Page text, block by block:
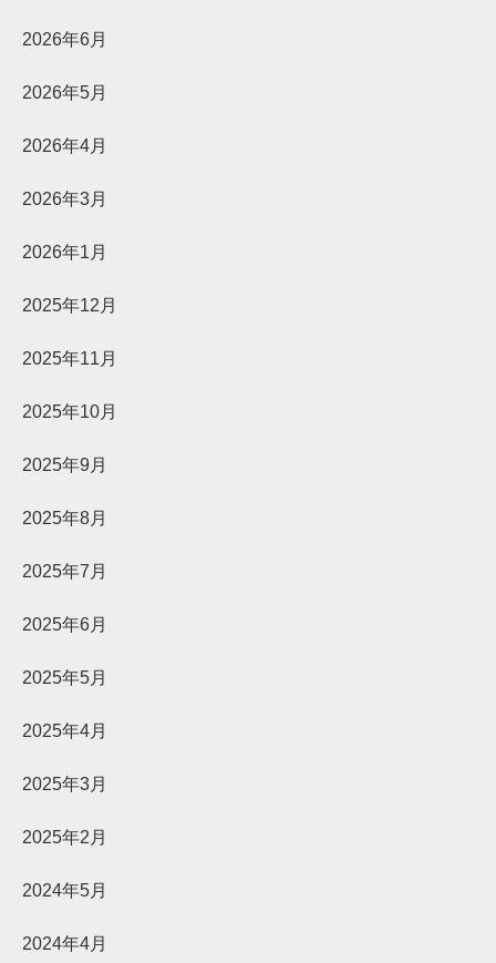
2026年6月
2026年5月
2026年4月
2026年3月
2026年1月
2025年12月
2025年11月
2025年10月
2025年9月
2025年8月
2025年7月
2025年6月
2025年5月
2025年4月
2025年3月
2025年2月
2024年5月
2024年4月